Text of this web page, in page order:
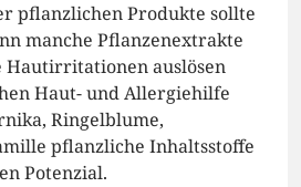
pflanzlichen Produkte sollte
manche Pflanzenextrakte
Hautirritationen auslösen
Haut- und Allergiehilfe
Ringelblume,
pflanzliche Inhaltsstoffe
Potenzial.